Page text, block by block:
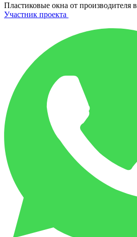
Пластиковые окна от производителя в
Участник проекта